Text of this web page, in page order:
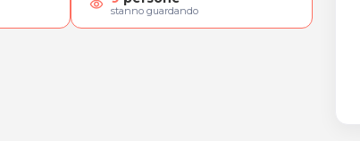
visibility stanno guardando